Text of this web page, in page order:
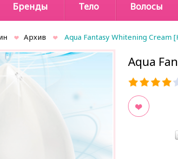
Бренды Тело Волосы
Архив Aqua Fantasy Whitening Cream
Aqua